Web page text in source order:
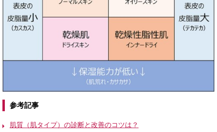
参考記事
肌質（肌タイプ）の診断と改善のコツは？